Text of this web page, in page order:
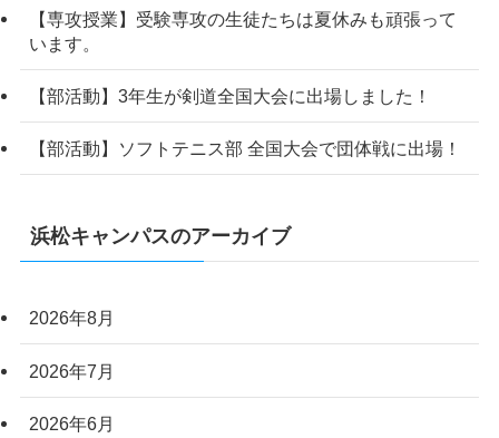
【専攻授業】受験専攻の生徒たちは夏休みも頑張って
います。
【部活動】3年生が剣道全国大会に出場しました！
【部活動】ソフトテニス部 全国大会で団体戦に出場！
浜松キャンパスのアーカイブ
2026年8月
2026年7月
2026年6月